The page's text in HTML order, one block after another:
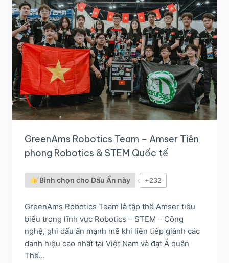
HỨNG
TRONG
LĨNH
VỰC
KỸ
THUẬT
TẠI
UK
GreenAms Robotics Team – Amser Tiên
phong Robotics & STEM Quốc tế
Bình chọn cho Dấu Ấn này +232
GreenAms Robotics Team là tập thể Amser tiêu
biểu trong lĩnh vực Robotics – STEM – Công
nghệ, ghi dấu ấn mạnh mẽ khi liên tiếp giành các
danh hiệu cao nhất tại Việt Nam và đạt Á quân
Thế…